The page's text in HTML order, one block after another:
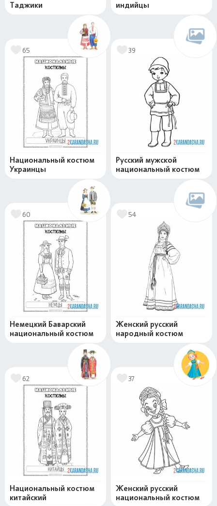
Таджики
индийцы
65
Национальный костюм
Украинцы
39
Русский мужской
национальный костюм
60
Немецкий Баварский
национальный костюм
54
Женский русский
народный костюм
62
Национальный костюм
китайский
37
Женский русский
национальный костюм